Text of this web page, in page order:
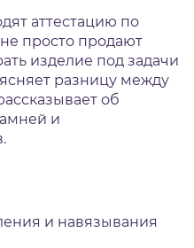
аттестацию по
просто продают
изделие под задачи
разницу между
об
и
и навязывания